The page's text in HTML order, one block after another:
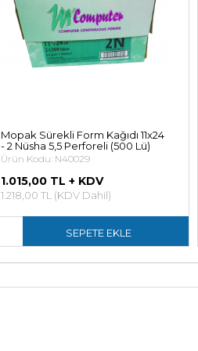
Mopak Sürekli Form Kağıdı 11x24
- 2 Nüsha 5,5 Perforeli (500 Lü)
Ürün Kodu: N40029
1.015,00 TL + KDV
1.218,00 TL (KDV Dahil)
SEPETE EKLE